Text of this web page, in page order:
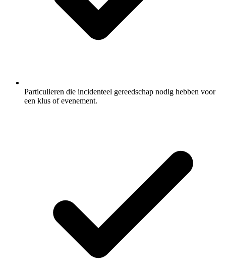
Particulieren die incidenteel gereedschap nodig hebben voor
een klus of evenement.